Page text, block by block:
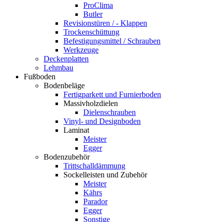
ProClima
Butler
Revisionstüren / - Klappen
Trockenschüttung
Befestigungsmittel / Schrauben
Werkzeuge
Deckenplatten
Lehmbau
Fußboden
Bodenbeläge
Fertigparkett und Furnierboden
Massivholzdielen
Dielenschrauben
Vinyl- und Designboden
Laminat
Meister
Egger
Bodenzubehör
Trittschalldämmung
Sockelleisten und Zubehör
Meister
Kährs
Parador
Egger
Sonstige